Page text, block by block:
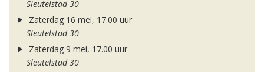
Sleutelstad 30
Zaterdag 16 mei, 17.00 uur
Sleutelstad 30
Zaterdag 9 mei, 17.00 uur
Sleutelstad 30